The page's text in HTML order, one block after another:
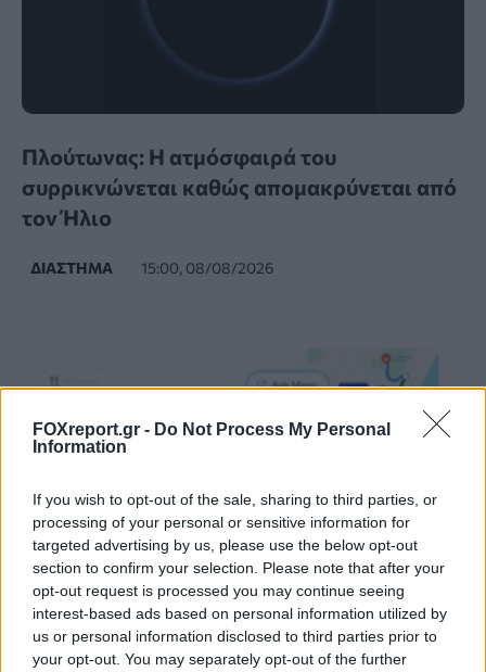
FOXreport.gr - Do Not Process My Personal
Information
If you wish to opt-out of the sale, sharing to third parties, or
processing of your personal or sensitive information for
targeted advertising by us, please use the below opt-out
section to confirm your selection. Please note that after your
opt-out request is processed you may continue seeing
interest-based ads based on personal information utilized by
us or personal information disclosed to third parties prior to
your opt-out. You may separately opt-out of the further
Πλούτωνας: Η ατμόσφαιρά του
συρρικνώνεται καθώς απομακρύνεται από
τον Ήλιο
ΔΙΆΣΤΗΜΑ 15:00, 08/08/2026
Η τεχνητή νοημοσύνη του Google Maps